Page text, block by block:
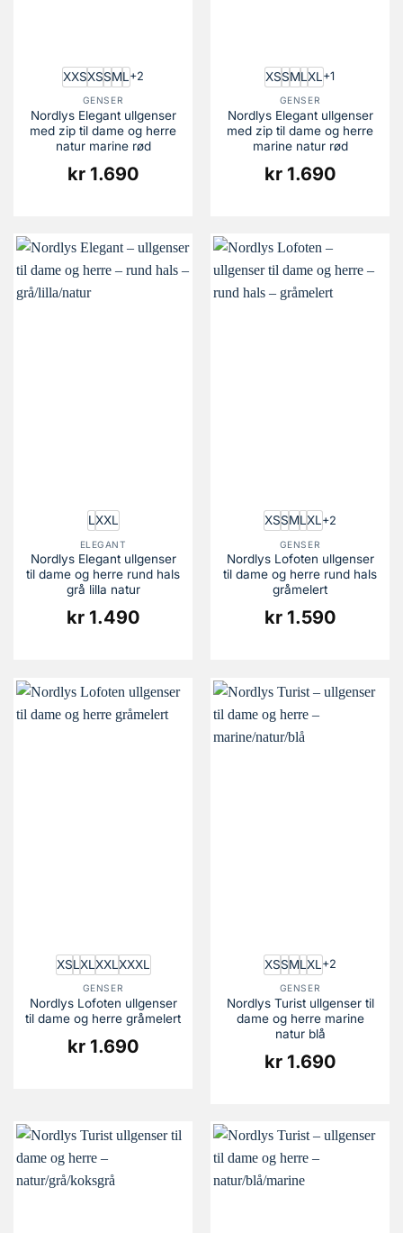
XXSXSSML+2
GENSER
Nordlys Elegant ullgenser
med zip til dame og herre
natur marine rød
kr 1.690
XSSMLXL+1
GENSER
Nordlys Elegant ullgenser
med zip til dame og herre
marine natur rød
kr 1.690
LXXL
ELEGANT
Nordlys Elegant ullgenser
til dame og herre rund hals
grå lilla natur
kr 1.490
XSSMLXL+2
GENSER
Nordlys Lofoten ullgenser
til dame og herre rund hals
gråmelert
kr 1.590
XSLXLXXLXXXL
GENSER
Nordlys Lofoten ullgenser
til dame og herre gråmelert
kr 1.690
XSSMLXL+2
GENSER
Nordlys Turist ullgenser til
dame og herre marine
natur blå
kr 1.690